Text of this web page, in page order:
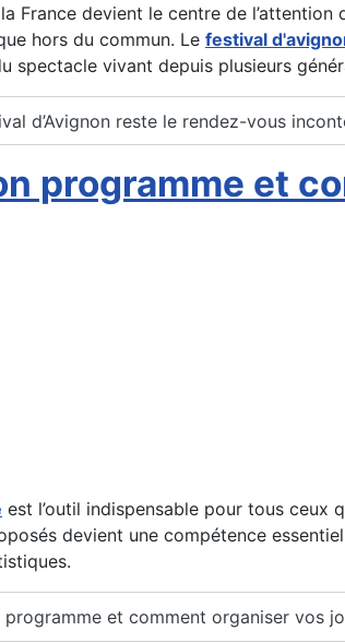
France devient le centre de
hors du commun. Le festival
spectacle vivant depuis plusieurs
d’Avignon reste le rendez-vous
programme et
est l’outil indispensable pour tous ceux
devient une compétence
et comment organiser vos